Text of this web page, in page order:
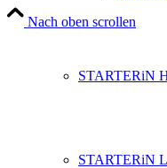
STARTERiN
STARTERiN
Nach oben scrollen